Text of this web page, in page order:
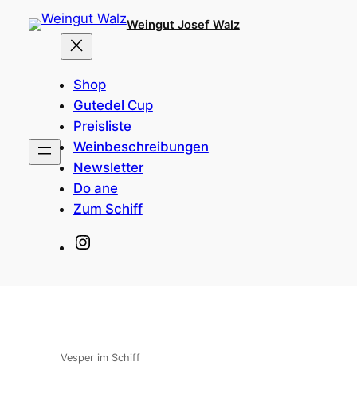
Inhalt
Weingut Josef Walz
Shop
Gutedel Cup
Preisliste
Weinbeschreibungen
Newsletter
Do ane
Zum Schiff
Vesper im Schiff